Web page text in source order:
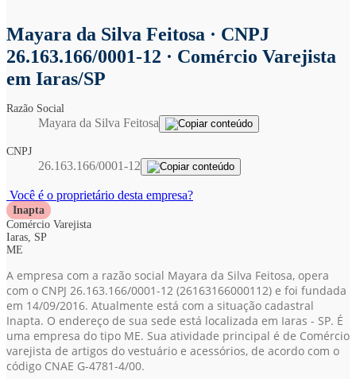
Mayara da Silva Feitosa · CNPJ
26.163.166/0001-12 · Comércio Varejista
em Iaras/SP
Razão Social
Mayara da Silva Feitosa
CNPJ
26.163.166/0001-12
Você é o proprietário desta empresa?
Inapta
Comércio Varejista
Iaras, SP
ME
A empresa com a razão social Mayara da Silva Feitosa, opera
com o CNPJ 26.163.166/0001-12 (26163166000112) e foi fundada
em 14/09/2016. Atualmente está com a situação cadastral
Inapta. O endereço de sua sede está localizada em Iaras - SP. É
uma empresa do tipo ME. Sua atividade principal é de Comércio
varejista de artigos do vestuário e acessórios, de acordo com o
código CNAE G-4781-4/00.